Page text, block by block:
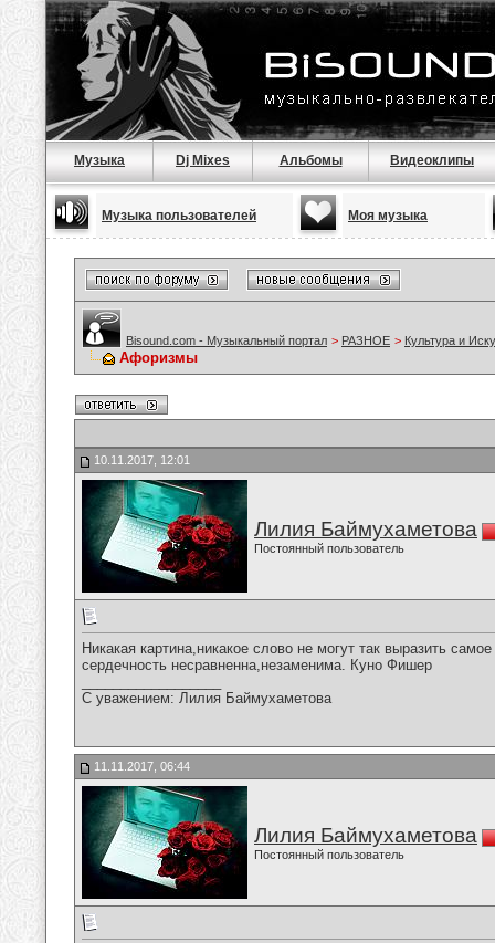
Музыка Dj Mixes Альбомы Видеоклипы
Музыка пользователей Моя музыка
Bisound.com - Музыкальный портал > РАЗНОЕ > Культура и
Афоризмы
10.11.2017, 12:01
Лилия Баймухаметова
Постоянный пользователь
Никакая картина,никакое слово не могут так выразить
сердечность несравненна,незаменима. Куно Фишер
С уважением: Лилия Баймухаметова
11.11.2017, 06:44
Лилия Баймухаметова
Постоянный пользователь